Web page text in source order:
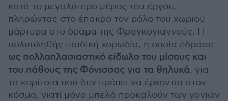
κατά το μεγαλύτερο μέρος του έργου,
πληρώντας στο έπακρο τον ρόλο του χωριού-
μάρτυρα στο δράμα της Φραγκογιαννούς. Η
πολυπληθής παιδική χορωδία, η οποία έδρασε
ως πολλαπλασιαστικό είδωλο του μίσους και
του πάθους της Φόνισσας για τα θηλυκά, για
τα κορίτσια που δεν πρέπει να έρχονται στον
κόσμο, γιατί μόνο μπελά προκαλούν των γονιών